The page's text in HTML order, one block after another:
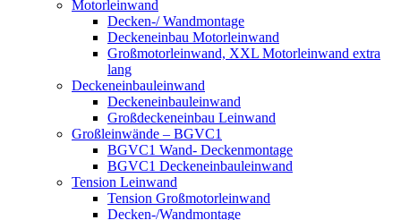
Motorleinwand
Decken-/ Wandmontage
Deckeneinbau Motorleinwand
Großmotorleinwand, XXL Motorleinwand extra
lang
Deckeneinbauleinwand
Deckeneinbauleinwand
Großdeckeneinbau Leinwand
Großleinwände – BGVC1
BGVC1 Wand- Deckenmontage
BGVC1 Deckeneinbauleinwand
Tension Leinwand
Tension Großmotorleinwand
Decken-/Wandmontage